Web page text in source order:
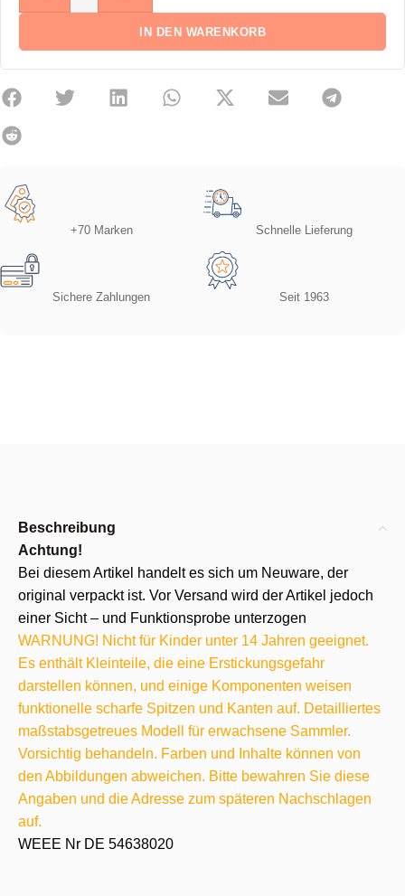
IN DEN WARENKORB
+70 Marken Schnelle Lieferung
Sichere Zahlungen Seit 1963
Beschreibung
Achtung!
Bei diesem Artikel handelt es sich um Neuware, der
original verpackt ist. Vor Versand wird der Artikel jedoch
einer Sicht – und Funktionsprobe unterzogen
WARNUNG! Nicht für Kinder unter 14 Jahren geeignet.
Es enthält Kleinteile, die eine Erstickungsgefahr
darstellen können, und einige Komponenten weisen
funktionelle scharfe Spitzen und Kanten auf. Detailliertes
maßstabsgetreues Modell für erwachsene Sammler.
Vorsichtig behandeln. Farben und Inhalte können von
den Abbildungen abweichen. Bitte bewahren Sie diese
Angaben und die Adresse zum späteren Nachschlagen
auf.
WEEE Nr DE 54638020